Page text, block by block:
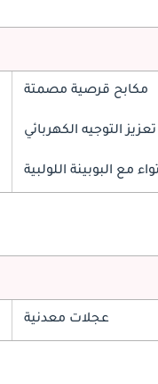
مكابح قرصية مصمتة
التوجيه الكهربائي
مع البوبينة اللولبية
عجلات معدنية